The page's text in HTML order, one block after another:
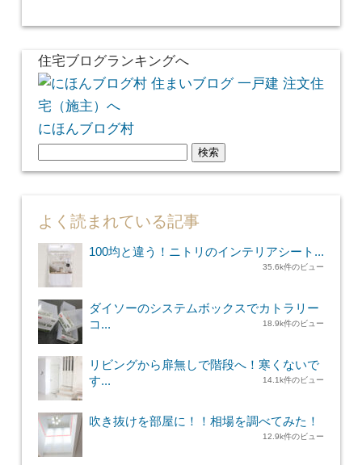
住宅ブログランキングへ
にほんブログ村
索:
よく読まれている記事
100均と違う！ニトリのインテリアシート...
35.6k件のビュー
ダイソーのシステムボックスでカトラリー
コ...
18.9k件のビュー
リビングから扉無しで階段へ！寒くないで
す...
14.1k件のビュー
吹き抜けを部屋に！！相場を調べてみた！
12.9k件のビュー